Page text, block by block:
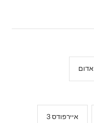
אדום
איירפודס 3